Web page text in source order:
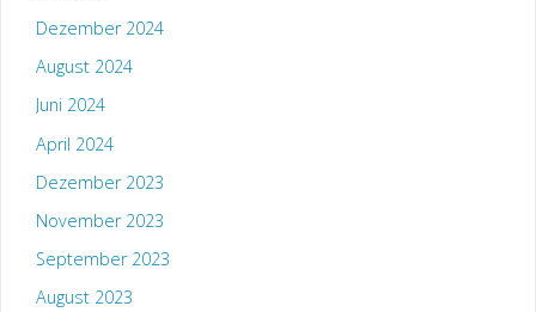
Dezember 2024
August 2024
Juni 2024
April 2024
Dezember 2023
November 2023
September 2023
August 2023